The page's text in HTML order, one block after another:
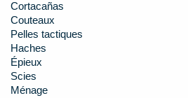
Cortacañas
Couteaux
Pelles tactiques
Haches
Épieux
Scies
Ménage